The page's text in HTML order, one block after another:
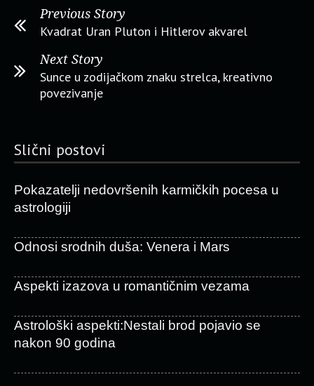
Previous Story
Kvadrat Uran Pluton i Hitlerov akvarel
Next Story
Sunce u zodijačkom znaku strelca, kreativno
povezivanje
Slični postovi
Pokazatelji nedovršenih karmičkih pocesa u
astrologiji
Odnosi srodnih duša: Venera i Mars
Aspekti izazova u romantičnim vezama
Astrološki aspekti:Nestali brod pojavio se
nakon 90 godina